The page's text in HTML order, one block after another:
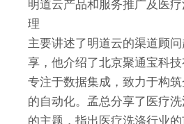
明道云产品和服务推广及医
理
主要讲述了明道云的渠道顾
享，他介绍了北京聚通宝科
专注于数据集成，致力于构
的自动化。孟总分享了医疗
的主题，指出医疗洗涤行业